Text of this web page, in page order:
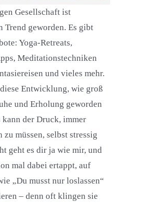
Gesellschaft ist
Trend geworden. Es gibt
Yoga-Retreats,
Meditationstechniken
und vieles mehr.
Entwicklung, wie groß
und Erholung geworden
kann der Druck, immer
zu müssen, selbst stressig
geht es dir ja wie mir, und
mal dabei ertappt, auf
„Du musst nur loslassen“
– denn oft klingen sie